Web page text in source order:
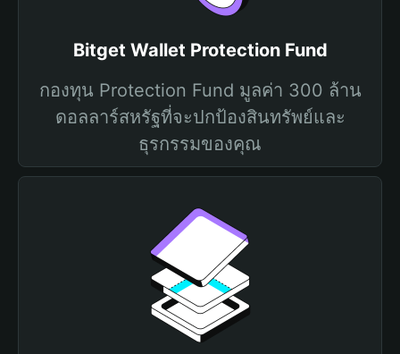
Bitget Wallet Protection Fund
กองทุน Protection Fund มูลค่า 300 ล้าน
ดอลลาร์สหรัฐที่จะปกป้องสินทรัพย์และ
ธุรกรรมของคุณ